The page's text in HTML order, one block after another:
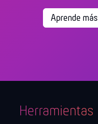
Aprende más
Herramientas